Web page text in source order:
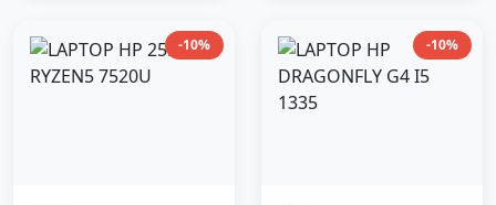
-10% -10%